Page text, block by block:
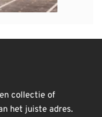
collectie of
het juiste adres.